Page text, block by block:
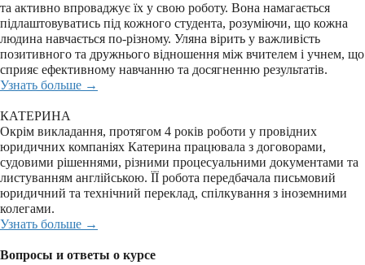
та активно впроваджує їх у свою роботу. Вона намагається
підлаштовуватись під кожного студента, розуміючи, що кожна
людина навчається по-різному. Уляна вірить у важливість
позитивного та дружнього відношення між вчителем і учнем, що
сприяє ефективному навчанню та досягненню результатів.
Узнать больше →
КАТЕРИНА
Окрім викладання, протягом 4 років роботи у провідних
юридичних компаніях Катерина працювала з договорами,
судовими рішеннями, різними процесуальними документами та
листуванням англійською. ЇЇ робота передбачала письмовий
юридичний та технічний переклад, спілкування з іноземними
колегами.
Узнать больше →
Вопросы и ответы о курсе